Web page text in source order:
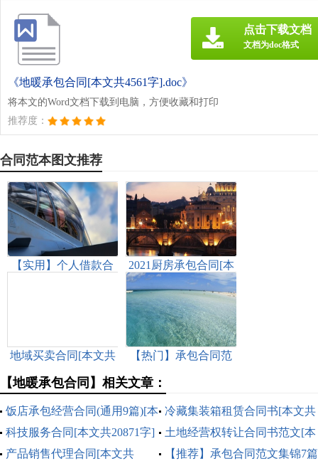
《地暖承包合同[本文共4561字].doc》
将本文的Word文档下载到电脑，方便收藏和打印
推荐度：
点击下载文档
文档为doc格式
合同范本图文推荐
【实用】个人借款合
2021厨房承包合同[本
文共2435字]
地域买卖合同[本文共
【热门】承包合同范
13083字]
【地暖承包合同】相关文章：
饭店承包经营合同(通用9篇)[本
文共14305字]
冷藏集装箱租赁合同书[本文共
3158字]
科技服务合同[本文共20871字]
土地经营权转让合同书范文[本
文共1619字]
产品销售代理合同[本文共 【推荐】承包合同范文集锦7篇